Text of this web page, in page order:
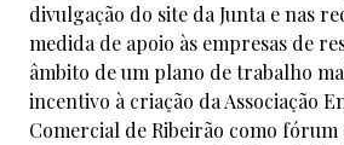
divulgação do site da Junta e nas
medida de apoio às empresas de
âmbito de um plano de trabalho
incentivo à criação da Associação
Comercial de Ribeirão como fórum